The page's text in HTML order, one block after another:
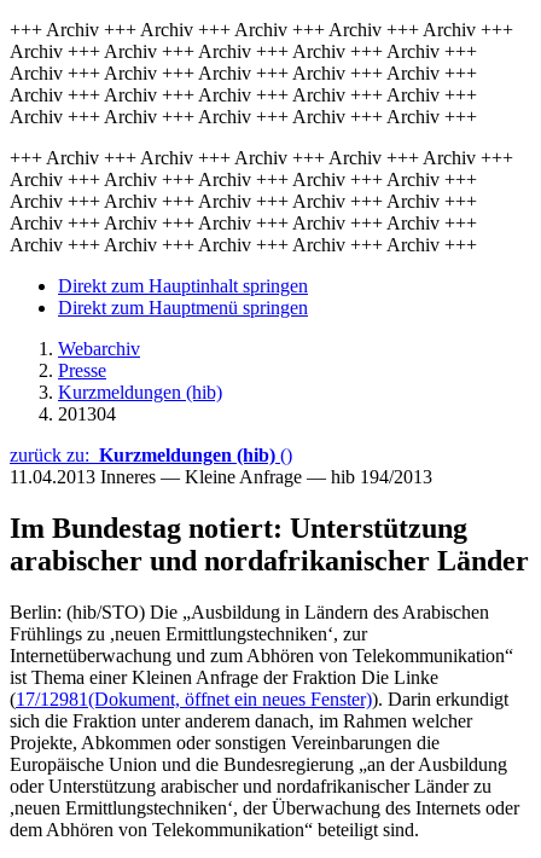
+++ Archiv +++ Archiv +++ Archiv +++ Archiv +++ Archiv +++
Archiv +++ Archiv +++ Archiv +++ Archiv +++ Archiv +++
Archiv +++ Archiv +++ Archiv +++ Archiv +++ Archiv +++
Archiv +++ Archiv +++ Archiv +++ Archiv +++ Archiv +++
Archiv +++ Archiv +++ Archiv +++ Archiv +++ Archiv +++
+++ Archiv +++ Archiv +++ Archiv +++ Archiv +++ Archiv +++
Archiv +++ Archiv +++ Archiv +++ Archiv +++ Archiv +++
Archiv +++ Archiv +++ Archiv +++ Archiv +++ Archiv +++
Archiv +++ Archiv +++ Archiv +++ Archiv +++ Archiv +++
Archiv +++ Archiv +++ Archiv +++ Archiv +++ Archiv +++
Direkt zum Hauptinhalt springen
Direkt zum Hauptmenü springen
Webarchiv
Presse
Kurzmeldungen (hib)
201304
zurück zu: Kurzmeldungen (hib) ()
11.04.2013 Inneres — Kleine Anfrage — hib 194/2013
Im Bundestag notiert: Unterstützung
arabischer und nordafrikanischer Länder
Berlin: (hib/STO) Die „Ausbildung in Ländern des Arabischen
Frühlings zu ,neuen Ermittlungstechniken‘, zur
Internetüberwachung und zum Abhören von Telekommunikation“
ist Thema einer Kleinen Anfrage der Fraktion Die Linke
(17/12981(Dokument, öffnet ein neues Fenster)). Darin erkundigt
sich die Fraktion unter anderem danach, im Rahmen welcher
Projekte, Abkommen oder sonstigen Vereinbarungen die
Europäische Union und die Bundesregierung „an der Ausbildung
oder Unterstützung arabischer und nordafrikanischer Länder zu
,neuen Ermittlungstechniken‘, der Überwachung des Internets oder
dem Abhören von Telekommunikation“ beteiligt sind.